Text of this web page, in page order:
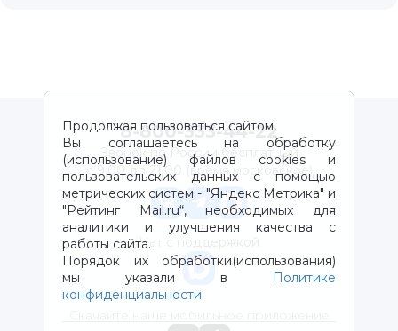
Продолжая пользоваться сайтом,
Вы соглашаетесь на обработку
(использование) файлов cookies и
пользовательских данных с помощью
метрических систем - "Яндекс Метрика" и
"Рейтинг Mail.ru“, необходимых для
аналитики и улучшения качества с
работы сайта.
Порядок их обработки(использования)
мы указали в
Политике
конфиденциальности.
8-800-333-44-22
Звонок по России бесплатный
с 9:00 до 21:00 (время московское)
Чат с поддержкой